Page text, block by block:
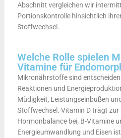
Abschnitt vergleichen wir
Portionskontrolle hinsichtlich
Stoffwechsel.
Welche Rolle spielen
Vitamine für
Mikronährstoffe sind
Reaktionen und
Müdigkeit, Leistungseinbußen
Stoffwechsel. Vitamin D trägt zur
Hormonbalance bei, B-Vitamine
Energieumwandlung und Eisen